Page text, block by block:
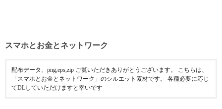
スマホとお金とネットワーク
配布データ、png,eps,zip ご覧いただきありがとうございます。 こちらは、
「スマホとお金とネットワーク」のシルエット素材です。 各種必要に応じ
てDLしていただけますと幸いです